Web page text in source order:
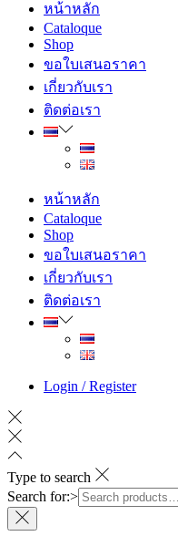
หน้าหลัก
Cataloque
Shop
ขอใบเสนอราคา
เกี่ยวกับเรา
ติดต่อเรา
หน้าหลัก
Cataloque
Shop
ขอใบเสนอราคา
เกี่ยวกับเรา
ติดต่อเรา
Login / Register
Type to search
Search for:>